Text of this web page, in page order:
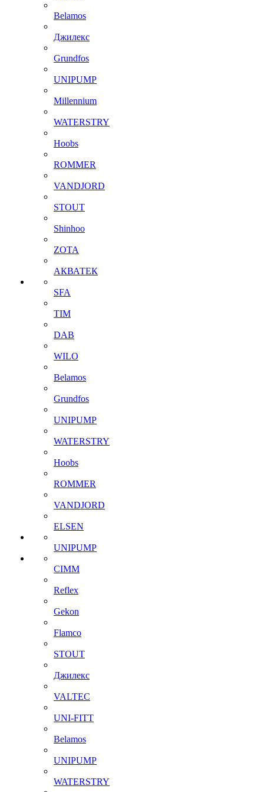
Belamos
Джилекс
Grundfos
UNIPUMP
Millennium
WATERSTRY
Hoobs
ROMMER
VANDJORD
STOUT
Shinhoo
ZOTA
АКВАТЕК
SFA
TIM
DAB
WILO
Belamos
Grundfos
UNIPUMP
WATERSTRY
Hoobs
ROMMER
VANDJORD
ELSEN
UNIPUMP
CIMM
Reflex
Gekon
Flamco
STOUT
Джилекс
VALTEC
UNI-FITT
Belamos
UNIPUMP
WATERSTRY